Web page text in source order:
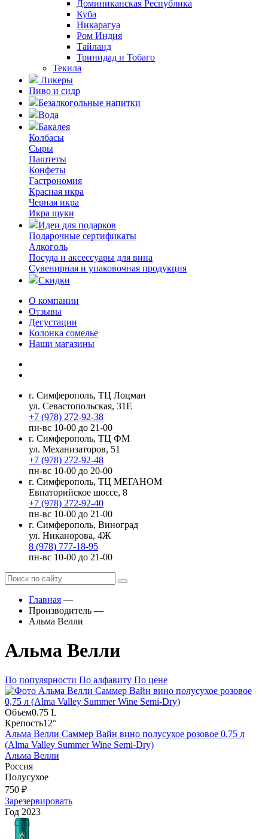
Доминиканская Республика
Куба
Никарагуа
Ром Индия
Тайланд
Тринидад и Тобаго
Текила
Ликеры
Пиво и сидр
Безалкогольные напитки
Вода
Бакалея
Колбасы
Сыры
Паштеты
Конфеты
Гастрономия
Красная икра
Черная икра
Икра щуки
Идеи для подарков
Подарочные сертификаты
Алкоголь
Посуда и аксессуары для вина
Сувенирная и упаковочная продукция
Скидки
О компании
Отзывы
Дегустации
Колонка сомелье
Наши магазины
г. Симферополь, ТЦ Лоцман
ул. Севастопольская, 31Е
+7 (978) 272-92-38
пн-вс 10-00 до 21-00
г. Симферополь, ТЦ ФМ
ул. Механизаторов, 51
+7 (978) 272-92-48
пн-вс 10-00 до 20-00
г. Симферополь, ТЦ МЕГАНОМ
Евпаторийское шоссе, 8
+7 (978) 272-92-40
пн-вс 10-00 до 21-00
г. Симферополь, Виноград
ул. Никанорова, 4Ж
8 (978) 777-18-95
пн-вс 10-00 до 21-00
Главная —
Производитель —
Альма Велли
Альма Велли
По популярности По алфавиту По цене
Объем0.75 L
Крепость12°
Альма Велли Саммер Вайн вино полусухое розовое 0,75 л
(Alma Valley Summer Wine Semi-Dry)
Альма Велли
Россия
Полусухое
750 ₽
Зарезервировать
Год 2023